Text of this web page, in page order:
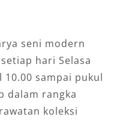
seni modern
hari Selasa
sampai pukul
dalam rangka
koleksi